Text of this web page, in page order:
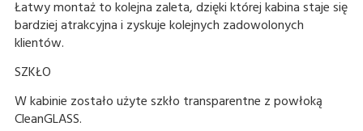
Łatwy montaż to kolejna zaleta, dzięki której kabina staje się
bardziej atrakcyjna i zyskuje kolejnych zadowolonych
klientów.
SZKŁO
W kabinie zostało użyte szkło transparentne z powłoką
CleanGLASS.